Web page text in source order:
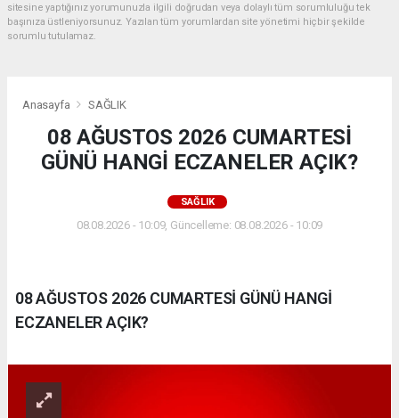
sitesine yaptığınız yorumunuzla ilgili doğrudan veya dolaylı tüm sorumluluğu tek
başınıza üstleniyorsunuz. Yazılan tüm yorumlardan site yönetimi hiçbir şekilde
sorumlu tutulamaz.
Anasayfa SAĞLIK
08 AĞUSTOS 2026 CUMARTESİ
GÜNÜ HANGİ ECZANELER AÇIK?
SAĞLIK
08.08.2026 - 10:09, Güncelleme: 08.08.2026 - 10:09
08 AĞUSTOS 2026 CUMARTESİ GÜNÜ HANGİ
ECZANELER AÇIK?